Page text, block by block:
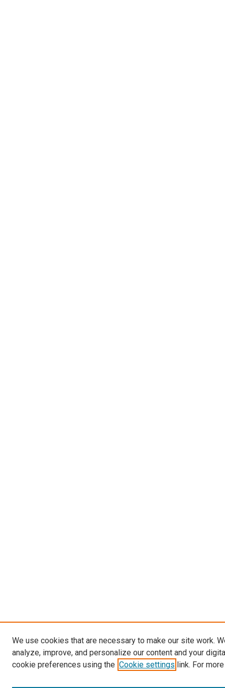
We use cookies that are necessary to make our site work.
analyze, improve, and personalize our content and your
cookie preferences using the Cookie settings link. For